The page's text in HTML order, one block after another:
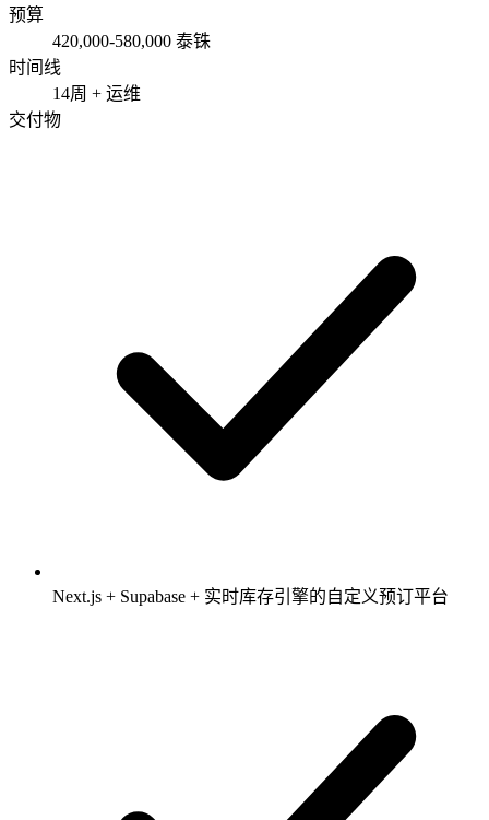
预算
420,000-580,000 泰铢
时间线
14周 + 运维
交付物
Next.js + Supabase + 实时库存引擎的自定义预订平台